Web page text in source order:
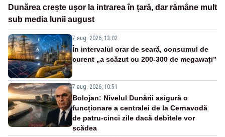
Dunărea crește ușor la intrarea în țară, dar rămâne mult
sub media lunii august
7 aug. 2026, 13:02
În intervalul orar de seară, consumul de
curent „a scăzut cu 200-300 de megawați”
7 aug. 2026, 10:51
Bolojan: Nivelul Dunării asigură o
funcționare a centralei de la Cernavodă
de patru-cinci zile dacă debitele vor
scădea